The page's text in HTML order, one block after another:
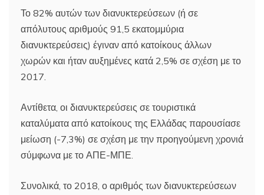
Το 82% αυτών των διανυκτερεύσεων (ή σε
απόλυτους αριθμούς 91,5 εκατομμύρια
διανυκτερεύσεις) έγιναν από κατοίκους άλλων
χωρών και ήταν αυξημένες κατά 2,5% σε σχέση με το
2017.
Αντίθετα, οι διανυκτερεύσεις σε τουριστικά
καταλύματα από κατοίκους της Ελλάδας παρουσίασε
μείωση (-7,3%) σε σχέση με την προηγούμενη χρονιά
σύμφωνα με το ΑΠΕ-ΜΠΕ.
Συνολικά, το 2018, ο αριθμός των διανυκτερεύσεων